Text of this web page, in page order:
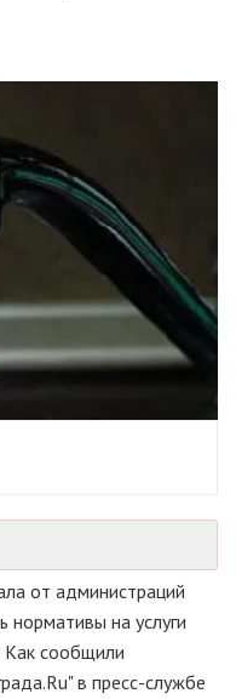
от администраций
нормативы на услуги
Как сообщили
в пресс-службе